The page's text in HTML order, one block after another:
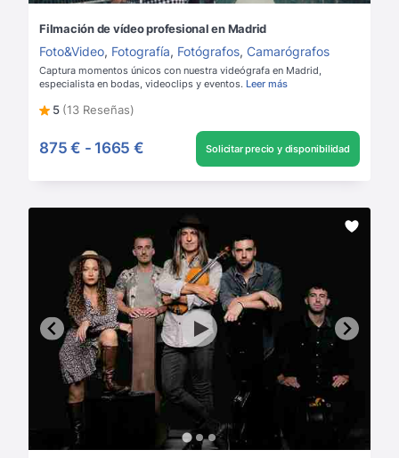
Filmación de vídeo profesional en Madrid
Foto&Video, Fotografía, Fotógrafos, Camarógrafos
Captura momentos únicos con nuestra videógrafa en Madrid,
especialista en bodas, videoclips y eventos. Leer más
5 (13 Reseñas)
875 € - 1665 € Solicitar precio y disponibilidad